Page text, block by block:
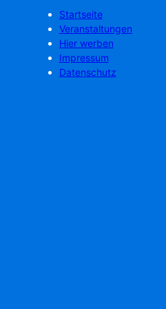
Startseite
Veranstaltungen
Hier werben
Impressum
Datenschutz